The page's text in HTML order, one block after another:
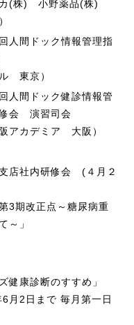
カ(株) 小野薬品(株)
人間ドック情報管理指
東京）
人間ドック健診情報管
会 演習司会
アカデミア 大阪）
店社内研修会 (４月２
3期改正点～糖尿病重
～」
康診断のすすめ」
月2日まで 毎月第一日